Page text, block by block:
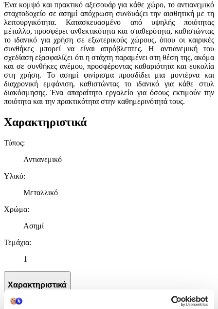
Ένα κομψό και πρακτικό αξεσουάρ για κάθε χώρο, το αντιανεμικό
σταχτοδοχείο σε ασημί απόχρωση συνδυάζει την αισθητική με τη
λειτουργικότητα. Κατασκευασμένο από υψηλής ποιότητας
μέταλλο, προσφέρει ανθεκτικότητα και σταθερότητα, καθιστώντας
το ιδανικό για χρήση σε εξωτερικούς χώρους, όπου οι καιρικές
συνθήκες μπορεί να είναι απρόβλεπτες. Η αντιανεμική του
σχεδίαση εξασφαλίζει ότι η στάχτη παραμένει στη θέση της, ακόμα
και σε συνθήκες ανέμου, προσφέροντας καθαριότητα και ευκολία
στη χρήση. Το ασημί φινίρισμα προσδίδει μια μοντέρνα και
διαχρονική εμφάνιση, καθιστώντας το ιδανικό για κάθε στυλ
διακόσμησης. Ένα απαραίτητο εργαλείο για όσους εκτιμούν την
ποιότητα και την πρακτικότητα στην καθημερινότητά τους.
Χαρακτηριστικά
Τύπος:
Αντιανεμικό
Υλικό:
Μεταλλικό
Χρώμα:
Ασημί
Τεμάχια:
1
Χαρακτηριστικά